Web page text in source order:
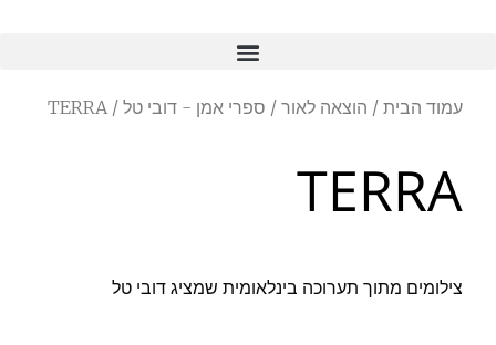
עמוד הבית / הוצאה לאור / ספרי אמן - דובי טל / TERRA
TERRA
צילומים מתוך תערוכה בינלאומית שמציג דובי טל